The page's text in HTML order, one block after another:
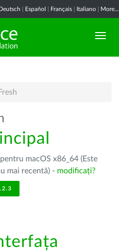
Español Français Italiano More...
macOS x86_64 (Este
mai recentă) - modificați?